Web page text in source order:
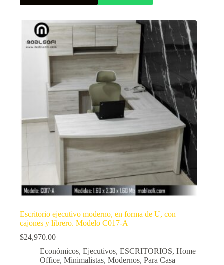
Escritorio ejecutivo moderno, en forma de U, con
cajones y librero. Modelo C017-A
$24,970.00
Económicos, Ejecutivos, ESCRITORIOS, Home
Office, Minimalistas, Modernos, Para Casa